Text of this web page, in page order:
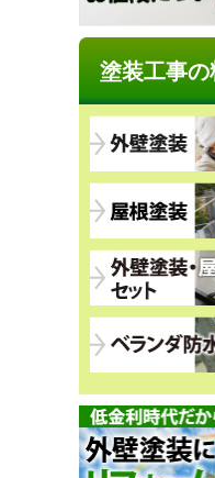
塗装工事